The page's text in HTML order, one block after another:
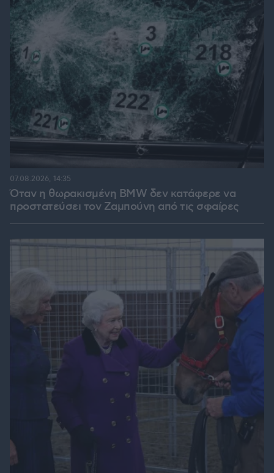
Όταν η θωρακισμένη BMW δεν κατάφερε να
προστατεύσει τον Ζαμπούνη από τις σφαίρες
07.08.2026, 14:35